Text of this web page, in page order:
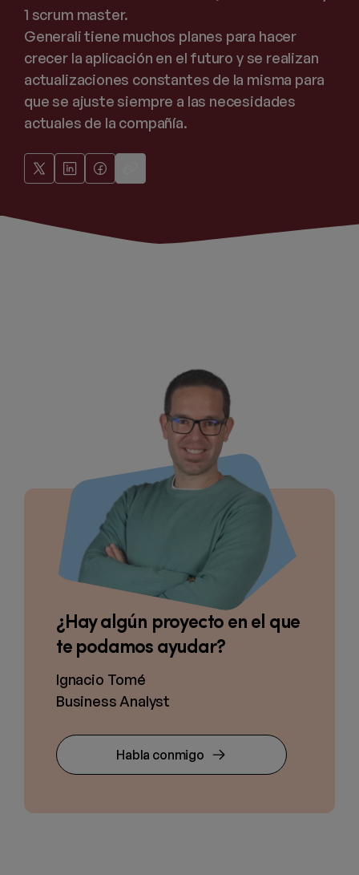
1 scrum master.
Generali tiene muchos planes para hacer
crecer la aplicación en el futuro y se realizan
actualizaciones constantes de la misma para
que se ajuste siempre a las necesidades
actuales de la compañía.
¿Hay algún proyecto en el que
te podamos ayudar?
Ignacio Tomé
Business Analyst
Habla conmigo